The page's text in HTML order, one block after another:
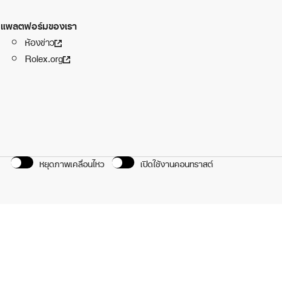
แพลตฟอร์มของเรา
ห้องข่าว
Rolex.org
หยุดภาพเคลื่อนไหว
เปิดใช้งานคอนทราสต์